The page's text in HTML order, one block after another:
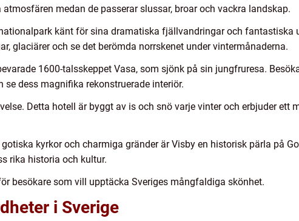
medan de passerar slussar, broar och vackra landskap.
känt för sina dramatiska fjällvandringar och fantastiska
glaciärer och se det berömda norrskenet under vintermånaderna.
1600-talsskeppet Vasa, som sjönk på sin jungfruresa.
dess magnifika rekonstruerade interiör.
Detta hotell är byggt av is och snö varje vinter och erbjuder ett
kyrkor och charmiga gränder är Visby en historisk pärla på
rika historia och kultur.
besökare som vill upptäcka Sveriges mångfaldiga skönhet.
i Sverige